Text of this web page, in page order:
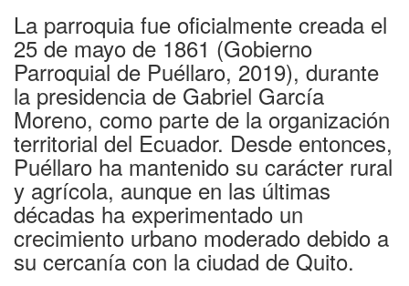
La parroquia fue oficialmente creada el
25 de mayo de 1861 (Gobierno
Parroquial de Puéllaro, 2019), durante
la presidencia de Gabriel García
Moreno, como parte de la organización
territorial del Ecuador. Desde entonces,
Puéllaro ha mantenido su carácter rural
y agrícola, aunque en las últimas
décadas ha experimentado un
crecimiento urbano moderado debido a
su cercanía con la ciudad de Quito.